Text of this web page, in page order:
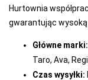
Hurtownia
gwarantując
Główne marki:
Taro, Ava,
Czas wysyłki: